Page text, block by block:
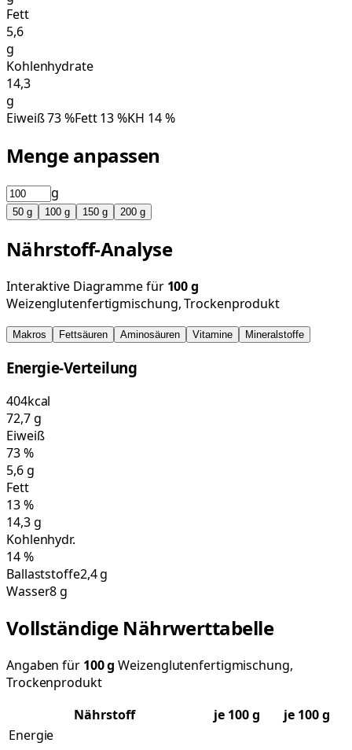
Fett
5,6
g
Kohlenhydrate
14,3
g
Eiweiß73%Fett13%KH 14%
Menge anpassen
g
50 g 100 g 150 g 200 g
Nährstoff-Analyse
Interaktive Diagramme für 100g
Weizenglutenfertigmischung, Trockenprodukt
Makros Fettsäuren Aminosäuren Vitamine Mineralstoffe
Energie-Verteilung
404kcal
72,7g
Eiweiß
73%
5,6g
Fett
13%
14,3g
Kohlenhydr.
14%
Ballaststoffe2,4 g
Wasser8 g
Vollständige Nährwerttabelle
Angaben für 100g Weizenglutenfertigmischung,
Trockenprodukt
Nährstoff
je 100g
je 100 g
Energie